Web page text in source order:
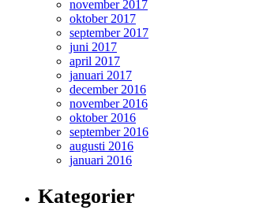
november 2017
oktober 2017
september 2017
juni 2017
april 2017
januari 2017
december 2016
november 2016
oktober 2016
september 2016
augusti 2016
januari 2016
Kategorier